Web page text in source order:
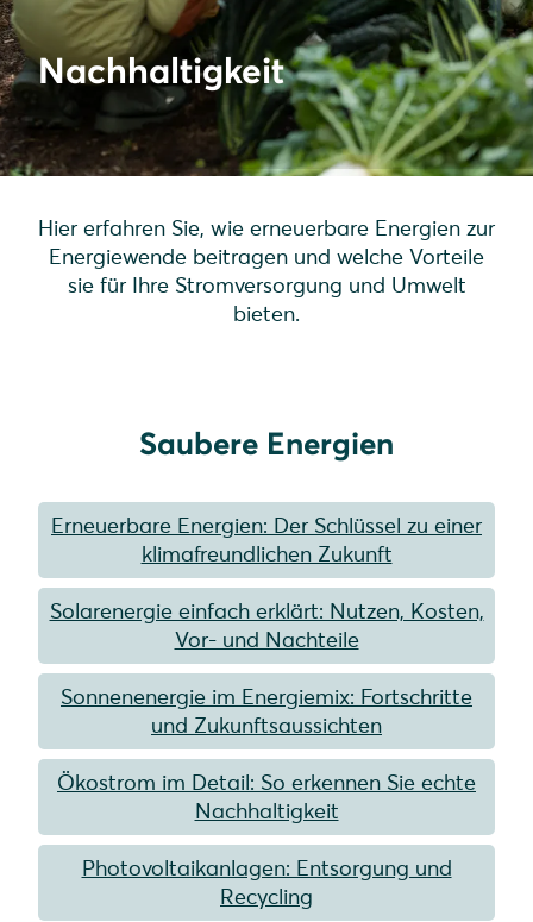
Nachhaltigkeit
Hier erfahren Sie, wie erneuerbare Energien zur
Energiewende beitragen und welche Vorteile
sie für Ihre Stromversorgung und Umwelt
bieten.
Saubere Energien
Erneuerbare Energien: Der Schlüssel zu einer
klimafreundlichen Zukunft
Solarenergie einfach erklärt: Nutzen, Kosten,
Vor- und Nachteile
Sonnenenergie im Energiemix: Fortschritte
und Zukunftsaussichten
Ökostrom im Detail: So erkennen Sie echte
Nachhaltigkeit
Photovoltaikanlagen: Entsorgung und
Recycling